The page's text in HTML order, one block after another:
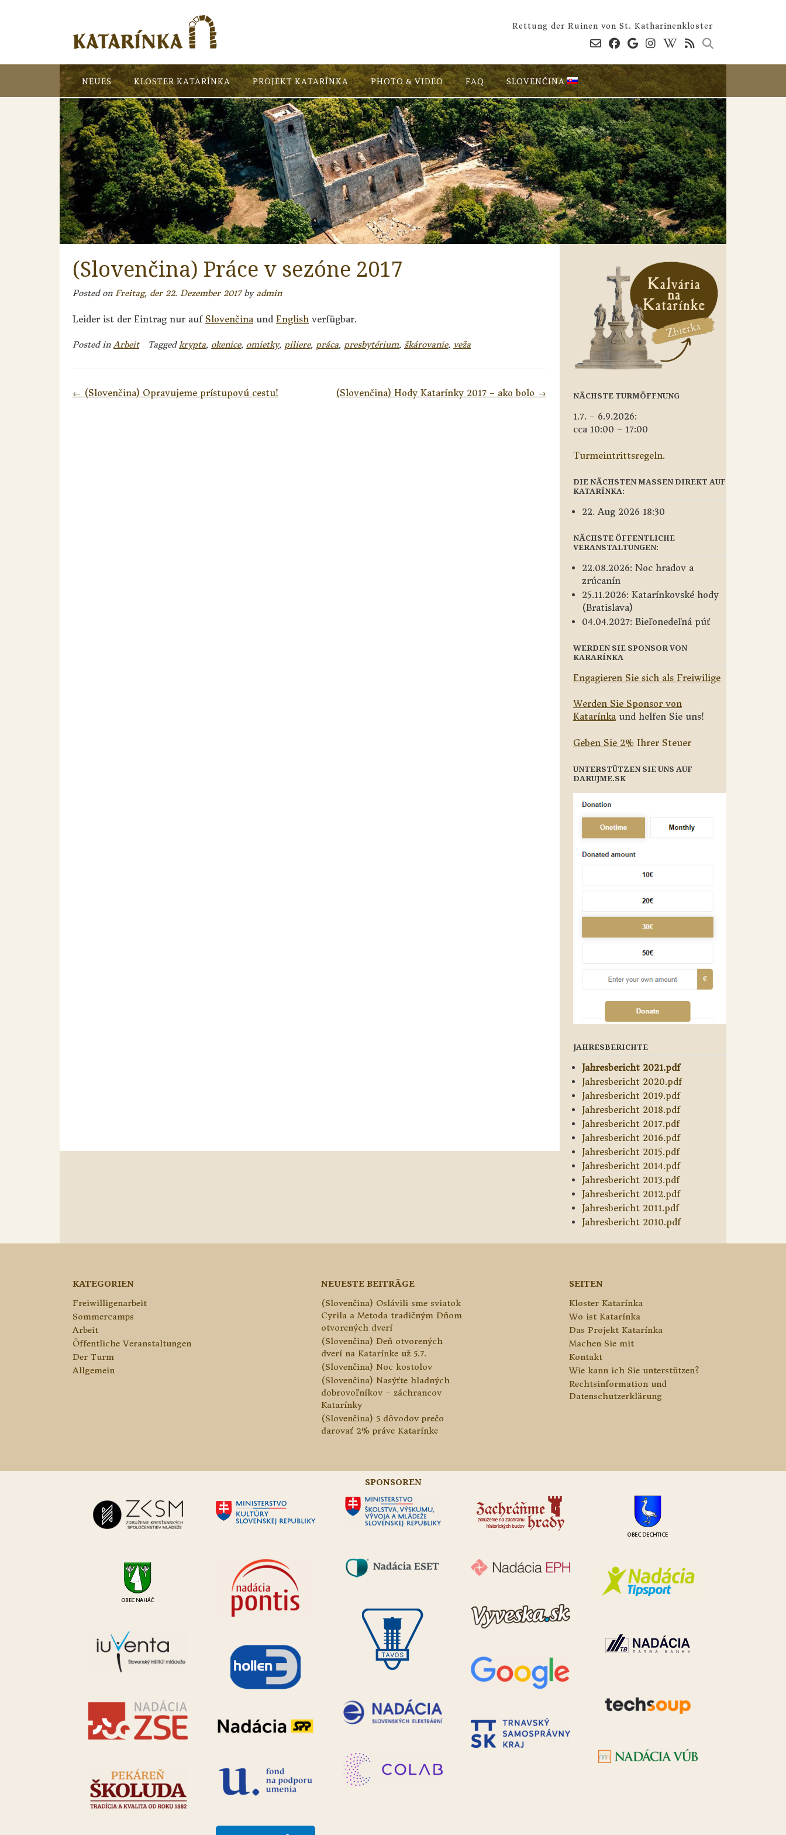
Rettung der Ruinen von St. Katharinenkloster
NEUES KLOSTER KATARÍNKA PROJEKT KATARÍNKA PHOTO & VIDEO FAQ SLOVENČINA
(Slovenčina) Práce v sezóne 2017
Posted on Freitag, der 22. Dezember 2017by admin
Leider ist der Eintrag nur auf Slovenčina und English verfügbar.
Posted inArbeit Taggedkrypta, okenice, omietky, piliere, práca, presbytérium, škárovanie, veža
Post
(Slovenčina) Hody Katarínky 2017 – ako bolo →
← (Slovenčina) Opravujeme prístupovú cestu! NÄCHSTE TURMÖFFNUNG
1.7. – 6.9.2026:
cca 10:00 – 17:00
Turmeintrittsregeln.
DIE NÄCHSTEN MASSEN DIREKT AUF
KATARÍNKA:
22. Aug 2026 18:30
NÄCHSTE ÖFFENTLICHE
VERANSTALTUNGEN:
22.08.2026: Noc hradov a
zrúcanín
25.11.2026: Katarínkovské hody
(Bratislava)
04.04.2027: Bieľonedeľná púť
WERDEN SIE SPONSOR VON
KARARÍNKA
Engagieren Sie sich als Freiwilige
Werden Sie Sponsor von
Katarínkaund helfen Sie uns!
Geben Sie 2% Ihrer Steuer
UNTERSTÜTZEN SIE UNS AUF
DARUJME.SK
JAHRESBERICHTE
Jahresbericht 2021.pdf
Jahresbericht 2020.pdf
Jahresbericht 2019.pdf
Jahresbericht 2018.pdf
Jahresbericht 2017.pdf
Jahresbericht 2016.pdf
Jahresbericht 2015.pdf
Jahresbericht 2014.pdf
Jahresbericht 2013.pdf
Jahresbericht 2012.pdf
Jahresbericht 2011.pdf
Jahresbericht 2010.pdf
KATEGORIEN
Freiwilligenarbeit
Sommercamps
Arbeit
Öffentliche Veranstaltungen
Der Turm
Allgemein
NEUESTE BEITRÄGE
(Slovenčina) Oslávili sme sviatok
Cyrila a Metoda tradičným Dňom
otvorených dverí
(Slovenčina) Deň otvorených
dverí na Katarínke už 5.7.
(Slovenčina) Noc kostolov
(Slovenčina) Nasýťte hladných
dobrovoľníkov – záchrancov
Katarínky
(Slovenčina) 5 dôvodov prečo
darovať 2% práve Katarínke
SEITEN
Kloster Katarínka
Wo ist Katarínka
Das Projekt Katarínka
Machen Sie mit
Kontakt
Wie kann ich Sie unterstützen?
Rechtsinformation und
Datenschutzerklärung
SPONSOREN